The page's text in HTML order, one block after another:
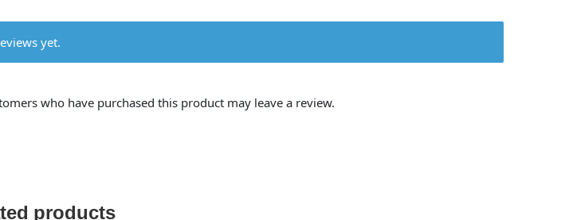
yet.
who have purchased this product may leave a review.
products